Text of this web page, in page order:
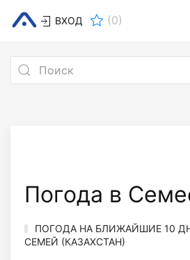
ВХОД (0)
Погода в
ПОГОДА НА БЛИЖАЙШИЕ 10
СЕМЕЙ (КАЗАХСТАН)